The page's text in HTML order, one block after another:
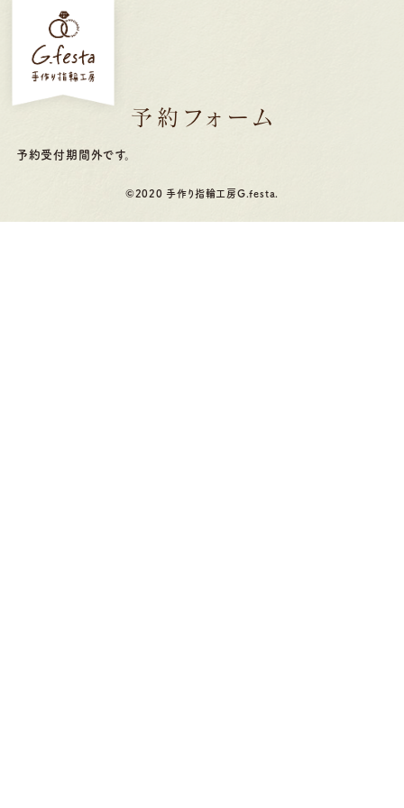
予約フォーム
予約受付期間外です。
©2020 手作り指輪工房G.festa.